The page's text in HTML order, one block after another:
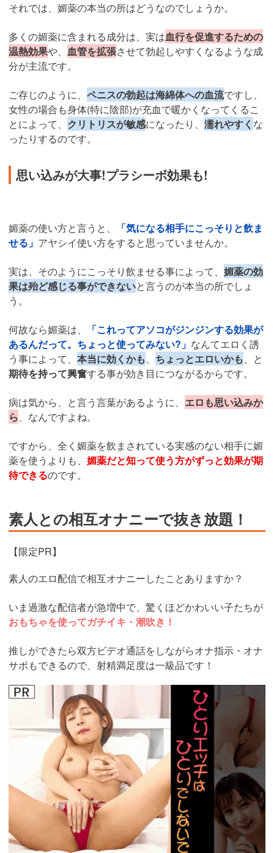
それでは、媚薬の本当の所はどうなのでしょうか。
多くの媚薬に含まれる成分は、実は血行を促進するための
温熱効果や、 血管を拡張させて勃起しやすくなるような成
分が主流です。
ご存じのように、 ペニスの勃起は海綿体への血流ですし、
女性の場合も身体(特に陰部)が充血で暖かくなってくるこ
とによって、 クリトリスが敏感になったり、 濡れやすく な
ったりするのです。
思い込みが大事!プラシーボ効果も!
媚薬の使い方と言うと、
「気になる相手にこっそりと飲ま
せる」 アヤシイ使い方をすると思っていませんか。
実は、そのようにこっそり飲ませる事によって、 媚薬の効
果は殆ど感じる事ができないと言うのが本当の所でしょ
う。
何故なら媚薬は、
「これってアソコがジンジンする効果が
あるんだって。ちょっと使ってみない?」 なんてエロく誘
う事によって、 本当に効くかも、 ちょっとエロいかも、と
期待を持って興奮する事が効き目につながるからです。
病は気から、と言う言葉があるように、 エロも思い込みか
ら、なんですよね。
ですから、全く媚薬を飲まされている実感のない相手に媚
薬を使うよりも、 媚薬だと知って使う方がずっと効果が期
待できるのです。
素人との相互オナニーで抜き放題！
【限定PR】
素人のエロ配信で相互オナニーしたことありますか？
いま過激な配信者が急増中で、驚くほどかわいい子たちが
おもちゃを使ってガチイキ・潮吹き！
推しができたら双方ビデオ通話をしながらオナ指示・オナ
サポもできるので、射精満足度は一級品です！
https://www.j-
live.tv/LiveChat/acs.php?
si=jwchatt&pid=MLA5661_0004&pa=lp40.php